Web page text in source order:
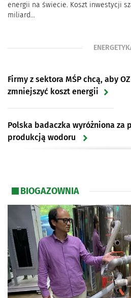
energii na świecie. Koszt inwestycji
miliard...
Firmy z sektora MŚP chcą, aby
zmniejszyć koszt energii
Polska badaczka wyróżniona za
produkcją wodoru
cen energii
Rozwój wielkoskalowych
165 MW nowych mocy
Aktualizacji PEP2040 nie
kadencji tego rządu
BIOGAZOWNIA